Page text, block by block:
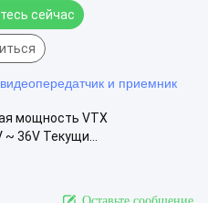
сейчас
и приемник
мощность VTX
36V Текущи...
Оставьте сообщение